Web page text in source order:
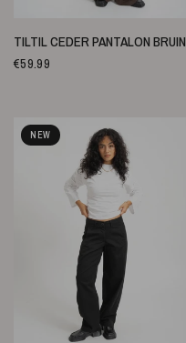
SCHNELLANSICHT
TILTIL CEDER PANTALON BRUIN
€59.99
NEW